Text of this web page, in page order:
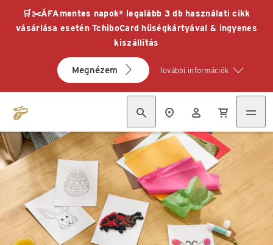
🛒✂️ÁFAmentes napok* legalább 3 db használati cikk
vásárlása esetén TchiboCard hűségkártyával & ingyenes
kiszállítás
Megnézem További információk